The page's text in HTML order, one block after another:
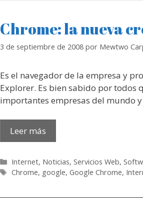
Chrome: la nueva
3 de septiembre de 2008 por Mewtwo
Es el navegador de la empresa y
Explorer. Es bien sabido por todos
importantes empresas del mundo
Leer más
Categorías
Internet, Noticias,Servicios Web,
Etiquetas
Chrome, google,Google Chrome,